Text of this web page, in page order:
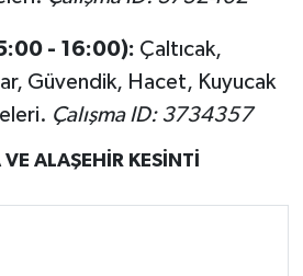
- 16:00): Çaltıcak,
Güvendik, Hacet, Kuyucak
Çalışma ID: 3734357
ALAŞEHİR KESİNTİ